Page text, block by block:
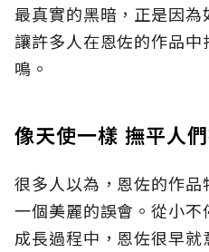
最真實的黑暗，正是因為
讓許多人在恩佐的作品
鳴。
像天使一樣 撫平人
很多人以為，恩佐的作
一個美麗的誤會。從小
成長過程中，恩佐很早